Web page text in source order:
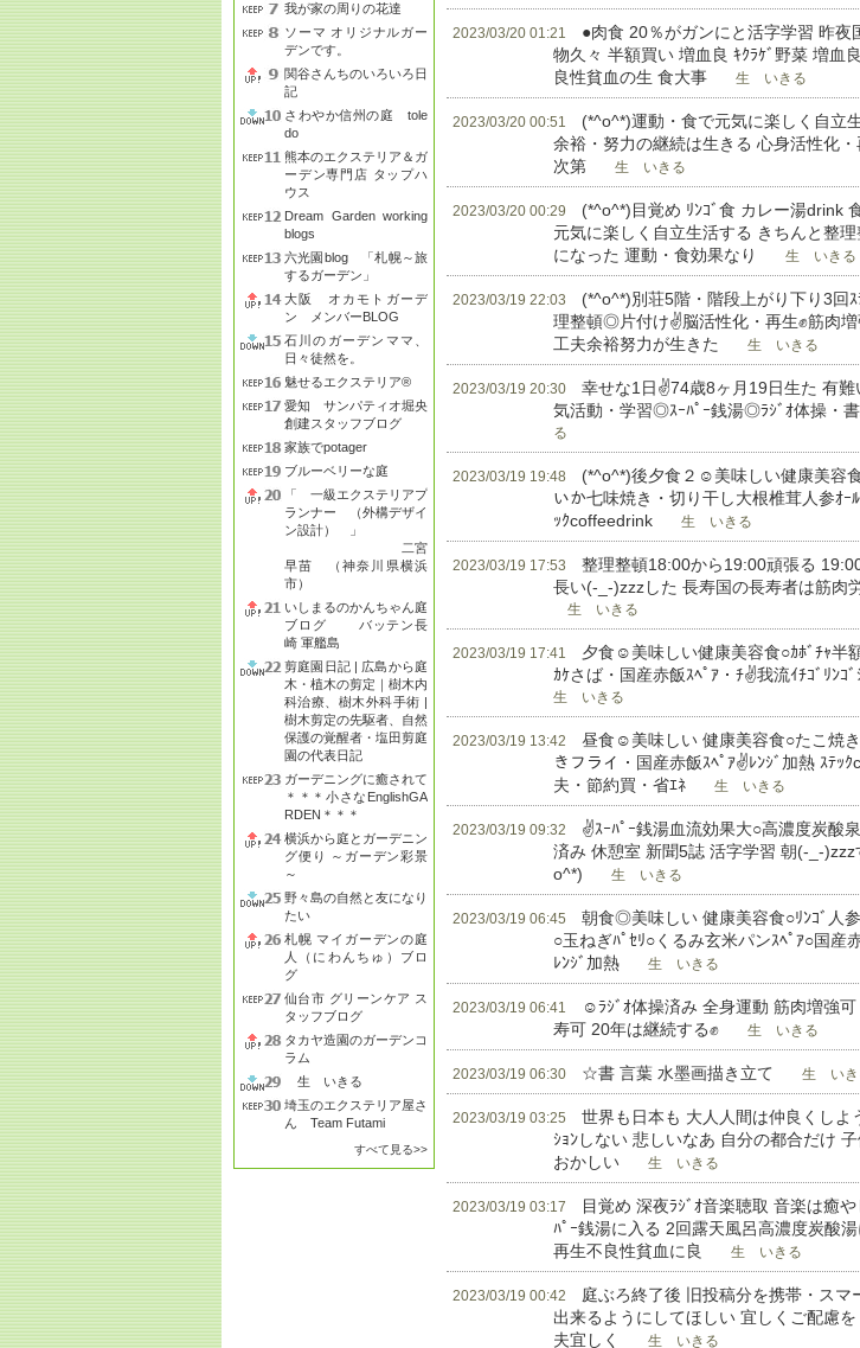
我が家の周りの花達
ソーマ オリジナルガー
デンです。
関谷さんちのいろいろ日
記
さわやか信州の庭 tole
do
熊本のエクステリア＆ガ
ーデン専門店 タップハ
ウス
Dream Garden working
blogs
六光園blog 「札幌～旅
するガーデン」
大阪 オカモトガーデ
ン メンバーBLOG
石川のガーデンママ、
日々徒然を。
魅せるエクステリア®
愛知 サンパティオ堀央
創建スタッフブログ
家族でpotager
ブルーベリーな庭
「 一級エクステリアプ
ランナー （外構デザイ
ン設計） 」
二宮
早苗 （神奈川県横浜
市）
いしまるのかんちゃん庭
ブログ バッテン長
崎 軍艦島
剪庭園日記 | 広島から庭
木・植木の剪定｜樹木内
科治療、樹木外科手術 |
樹木剪定の先駆者、自然
保護の覚醒者・塩田剪庭
園の代表日記
ガーデニングに癒されて
＊＊＊小さなEnglishGA
RDEN＊＊＊
横浜から庭とガーデニン
グ便り ～ガーデン彩景
～
野々島の自然と友になり
たい
札幌 マイガーデンの庭
人（にわんちゅ）ブロ
グ
仙台市 グリーンケア ス
タッフブログ
タカヤ造園のガーデンコ
ラム
生 いきる
埼玉のエクステリア屋さ
ん Team Futami
すべて見る>>
2023/03/20 01:21
●肉食 20％がガンにと活字学習 昨夜
物久々 半額買い 増血良 ｷｸﾗｹﾞ野菜 増血
良性貧血の生 食大事 生 いきる
2023/03/20 00:51
(*^o^*)運動・食で元気に楽しく自立
余裕・努力の継続は生きる 心身活性化・
次第 生 いきる
2023/03/20 00:29
(*^o^*)目覚め ﾘﾝｺﾞ食 カレー湯drink
元気に楽しく自立生活する きちんと整
になった 運動・食効果なり
生 いきる
2023/03/19 22:03
(*^o^*)別荘5階・階段上がり下り3回
理整頓◎片付け✌脳活性化・再生✊筋肉
工夫余裕努力が生きた
生 いきる
2023/03/19 20:30
幸せな1日✌74歳8ヶ月19日生た 有
気活動・学習◎ｽｰﾊﾟｰ銭湯◎ﾗｼﾞｵ体操・
る
2023/03/19 19:48
(*^o^*)後夕食２☺美味しい健康美容食
いか七味焼き・切り干し大根椎茸人参ｵｰ
ｯｸcoffeedrink 生 いきる
2023/03/19 17:53
整理整頓18:00から19:00頑張る
長い(-_-)zzzした 長寿国の長寿者は筋肉
生 いきる
2023/03/19 17:41
夕食☺美味しい健康美容食○ｶﾎﾞﾁｬ半
ｶｹさば・国産赤飯ｽﾍﾟｱ・ﾁ✌我流ｲﾁｺﾞﾘﾝｺﾞ
生 いきる
2023/03/19 13:42
昼食☺美味しい 健康美容食○たこ焼
きフライ・国産赤飯ｽﾍﾟｱ✌ﾚﾝｼﾞ加熱 ｽﾃｯ
夫・節約買・省ｴﾈ 生 いきる
2023/03/19 09:32
✌ｽｰﾊﾟｰ銭湯血流効果大○高濃度炭酸
済み 休憩室 新聞5誌 活字学習 朝(-_-
o^*) 生 いきる
2023/03/19 06:45
朝食◎美味しい 健康美容食○ﾘﾝｺﾞ人
○玉ねぎﾊﾟｾﾘ○くるみ玄米パンｽﾍﾟｱ○国産
ﾚﾝｼﾞ加熱 生 いきる
2023/03/19 06:41
☺ﾗｼﾞｵ体操済み 全身運動 筋肉増強
寿可 20年は継続する✊ 生 いきる
2023/03/19 06:30 ☆書 言葉 水墨画描き立て 生 いき
2023/03/19 03:25
世界も日本も 大人人間は仲良くしよ
ｼｮﾝしない 悲しいなあ 自分の都合だけ
おかしい 生 いきる
2023/03/19 03:17
目覚め 深夜ﾗｼﾞｵ音楽聴取 音楽は癒
ﾊﾟｰ銭湯に入る 2回露天風呂高濃度炭酸
再生不良性貧血に良
生 いきる
2023/03/19 00:42
庭ぶろ終了後 旧投稿分を携帯・スマ
出来るようにしてほしい 宜しくご配慮
夫宜しく
生 いきる